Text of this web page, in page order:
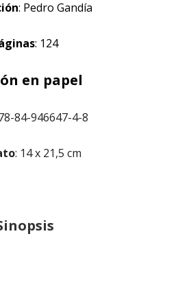
: Pedro Gandía
: 124
en papel
84-946647-4-8
: 14 x 21,5 cm